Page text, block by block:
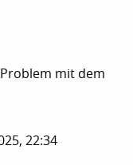
mit dem
22:34